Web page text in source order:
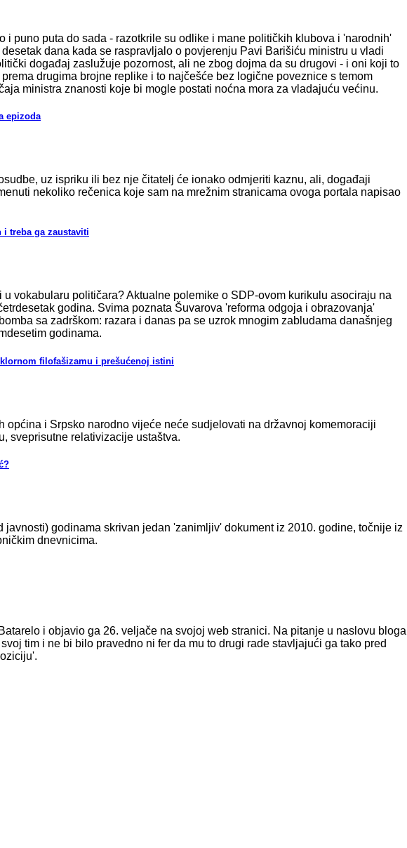
i puno puta do sada - razotkrile su odlike i mane političkih klubova i 'narodnih'
dana kada se raspravljalo o povjerenju Pavi Barišiću ministru u vladi
događaj zaslužuje pozornost, ali ne zbog dojma da su drugovi - i oni koji to
drugima brojne replike i to najčešće bez logične poveznice s temom
ministra znanosti koje bi mogle postati noćna mora za vladajuću većinu.
epizoda
uz ispriku ili bez nje čitatelj će ionako odmjeriti kaznu, ali, događaji
nekoliko rečenica koje sam na mrežnim stranicama ovoga portala napisao
i treba ga zaustaviti
u vokabularu političara? Aktualne polemike o SDP-ovom kurikulu asociraju na
godina. Svima poznata Šuvarova 'reforma odgoja i obrazovanja'
sa zadrškom: razara i danas pa se uzrok mnogim zabludama današnjeg
godinama.
filofašizamu i prešućenoj istini
općina i Srpsko narodno vijeće neće sudjelovati na državnoj komemoraciji
sveprisutne relativizacije ustaštva.
javnosti) godinama skrivan jedan 'zanimljiv' dokument iz 2010. godine, točnije iz
dnevnicima.
i objavio ga 26. veljače na svojoj web stranici. Na pitanje u naslovu bloga
tim i ne bi bilo pravedno ni fer da mu to drugi rade stavljajući ga tako pred